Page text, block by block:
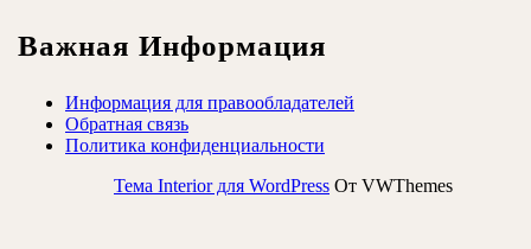
Важная Информация
Информация для правообладателей
Обратная связь
Политика конфиденциальности
Тема Interior для WordPress От VWThemes